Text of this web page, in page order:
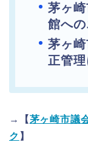
茅ヶ
館へ
茅ヶ
正管
→【茅ヶ崎市議
ク 】